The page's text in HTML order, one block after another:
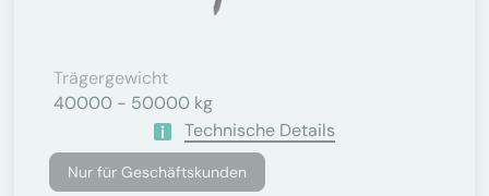
Trägergewicht
40000 - 50000 kg
Technische Details
Nur für Geschäftskunden